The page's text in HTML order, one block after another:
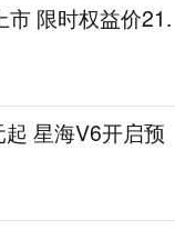
市 限时权益价21.
星海V6开启预